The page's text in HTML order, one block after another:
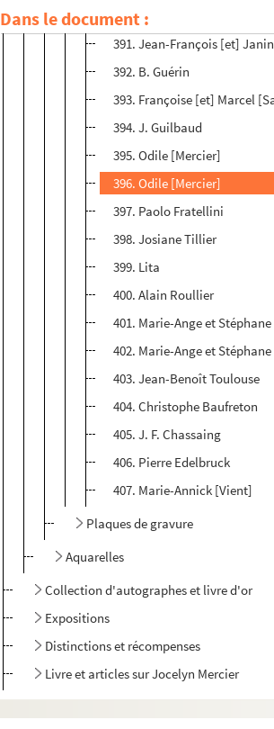
Dans le document :390. Claire [et] Christian
391. Jean-François [et]
392. B. Guérin
393. Françoise [et] Marcel
394. J. Guilbaud
395. Odile [Mercier]
396. Odile [Mercier]
397. Paolo Fratellini
398. Josiane Tillier
399. Lita
400. Alain Roullier
401. Marie-Ange et
402. Marie-Ange et
403. Jean-Benoît Toulouse
404. Christophe Baufreton
405. J. F. Chassaing
406. Pierre Edelbruck
407. Marie-Annick [Vient]
Plaques de gravure
Aquarelles
Collection d'autographes et livre d'or
Expositions
Distinctions et récompenses
Livre et articles sur Jocelyn Mercier